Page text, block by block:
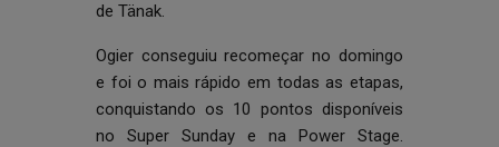
de Tänak.
Ogier conseguiu recomeçar no domingo
e foi o mais rápido em todas as etapas,
conquistando os 10 pontos disponíveis
no Super Sunday e na Power Stage.